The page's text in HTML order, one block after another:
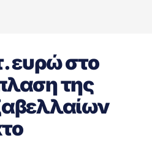
ευρώ στο
της